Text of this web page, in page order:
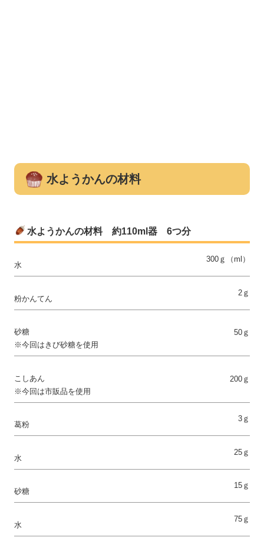
水ようかんの材料
水ようかんの材料 約110ml器 6つ分
水
300ｇ（ml）
粉かんてん
2ｇ
砂糖
※今回はきび砂糖を使用
50ｇ
こしあん
※今回は市販品を使用
200ｇ
葛粉
3ｇ
水
25ｇ
砂糖
15ｇ
水
75ｇ